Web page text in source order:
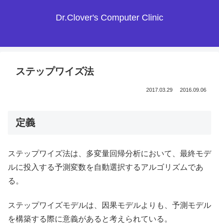
Dr.Clover's Computer Clinic
ステップワイズ法
2017.03.29 2016.09.06
定義
ステップワイズ法は、多変量回帰分析において、最終モデ
ルに投入する予測変数を自動選択するアルゴリズムであ
る。
ステップワイズモデルは、因果モデルよりも、予測モデル
を構築する際に意義があると考えられている。